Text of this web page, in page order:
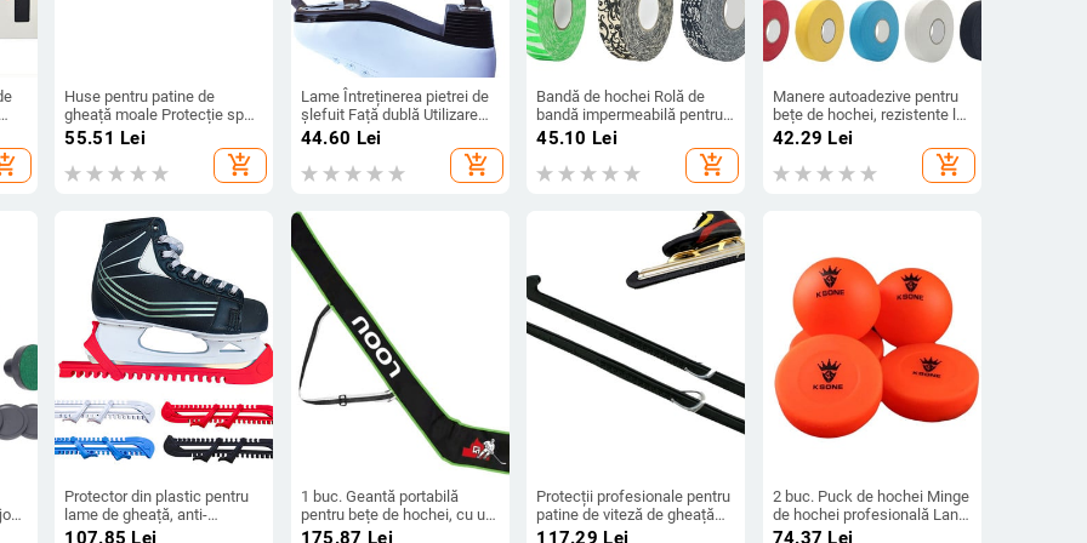
Huse pentru patine de
gheață moale Protecție sport
în aer liber Femei Bărbați
Pantofi de hochei cu patine
de protecție
55.51 Lei
add_shopping_cart
Lame Întreținerea pietrei de
șlefuit Față dublă Utilizare
ușoară Agățat gresie albă
Ascuțitor patine de gheață
Hochei Antiderapant Portabil
44.60 Lei
add_shopping_cart
Bandă de hochei Rolă de
bandă impermeabilă pentru
protecția mânerului cu lamei
45.10 Lei
add_shopping_cart
Manere autoadezive pentru
bețe de hochei, rezistente la
uzură, bandă de prindere
pentru hochei, bandă de
hochei, bandă anti-alunecare
pentru hochei pe gheață
42.29 Lei
add_shopping_cart
Protector din plastic pentru
lame de gheață, anti-
alunecare, universal, pentru
107.85 Lei
1 buc. Geantă portabilă
pentru bețe de hochei, cu un
umăr, de înaltă calitate,
175.87 Lei
Protecții profesionale pentru
patine de viteză de gheață
Acoperi din nailon pentru
117.29 Lei
2 buc. Puck de hochei Minge
de hochei profesională Land
Street Roller Accesorii
74.37 Lei